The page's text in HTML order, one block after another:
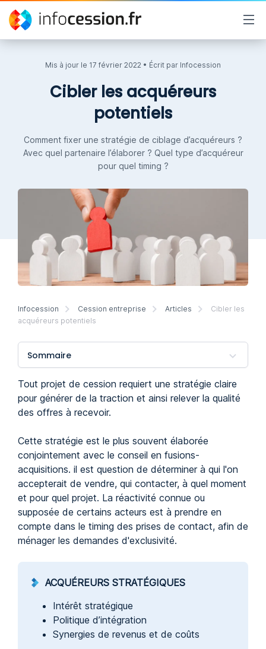
Mis à jour le 17 février 2022 • Écrit par Infocession
Cibler les acquéreurs
potentiels
Comment fixer une stratégie de ciblage d’acquéreurs ?
Avec quel partenaire l’élaborer ? Quel type d’acquéreur
pour quel timing ?
Infocession Cession entreprise Articles
Cibler les
acquéreurs potentiels
Sommaire
Tout projet de cession requiert une stratégie claire
pour générer de la traction et ainsi relever la qualité
des offres à recevoir.
Cette stratégie est le plus souvent élaborée
conjointement avec le conseil en fusions-
acquisitions. il est question de déterminer à qui l'on
accepterait de vendre, qui contacter, à quel moment
et pour quel projet. La réactivité connue ou
supposée de certains acteurs est à prendre en
compte dans le timing des prises de contact, afin de
ménager les demandes d'exclusivité.
ACQUÉREURS STRATÉGIQUES
Intérêt stratégique
Politique d’intégration
Synergies de revenus et de coûts